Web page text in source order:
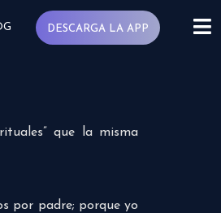
DESCARGA LA APP
que la misma
por padre; porque yo